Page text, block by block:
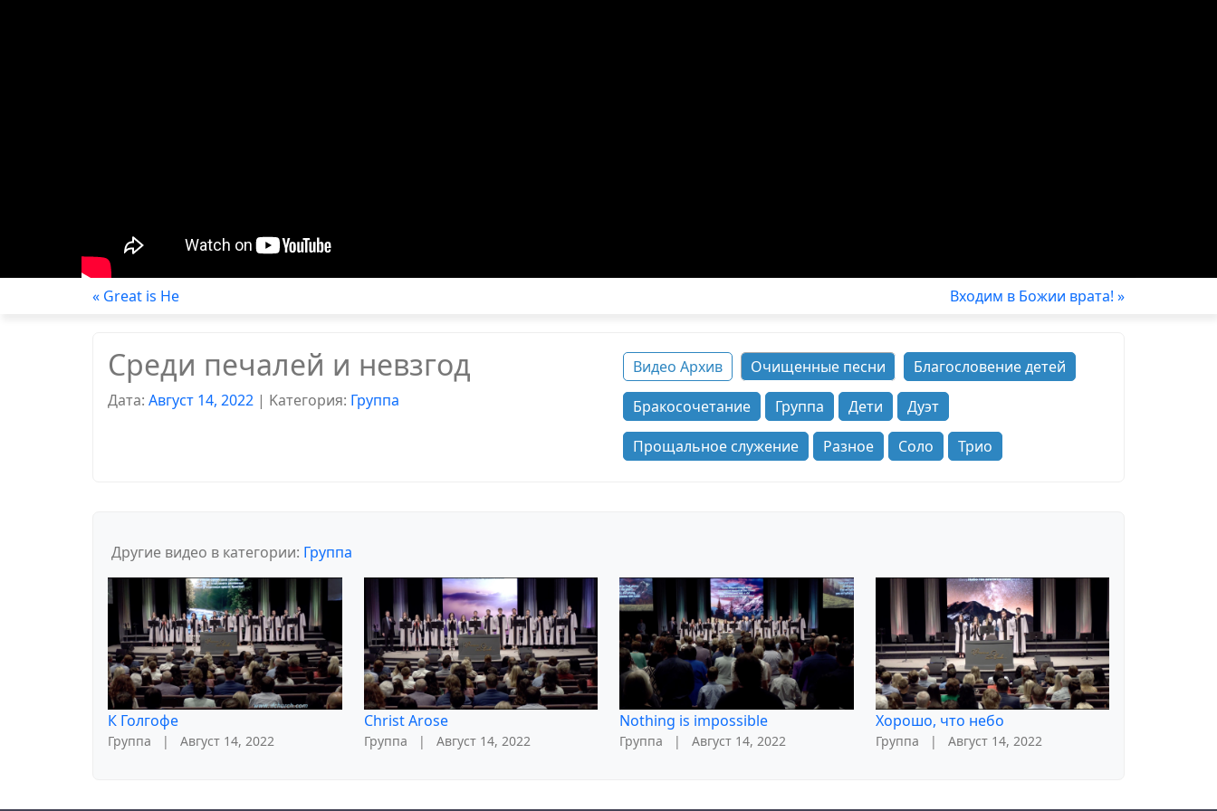
« Great is He Входим в Божии врата! »
Среди печалей и невзгод
Дата: Август 14, 2022 | Kатегория: Группа
Видео Архив Очищенные песни
Благословение детей
Бракосочетание
Группа Дети
Дуэт
Прощальное служение
Разное Соло Трио
Другие видео в категории: Группа
К Голгофе
Группа | Август 14, 2022
Christ Arose
Группа | Август 14, 2022
Nothing is impossible
Группа | Август 14, 2022
Хорошо, что небо
Группа | Август 14, 2022